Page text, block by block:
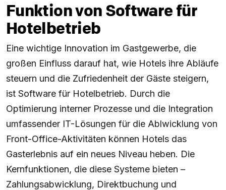
Funktion von Software für
Hotelbetrieb
Eine wichtige Innovation im Gastgewerbe, die
großen Einfluss darauf hat, wie Hotels ihre Abläufe
steuern und die Zufriedenheit der Gäste steigern,
ist Software für Hotelbetrieb. Durch die
Optimierung interner Prozesse und die Integration
umfassender IT-Lösungen für die Ablwicklung von
Front-Office-Aktivitäten können Hotels das
Gasterlebnis auf ein neues Niveau heben. Die
Kernfunktionen, die diese Systeme bieten –
Zahlungsabwicklung, Direktbuchung und